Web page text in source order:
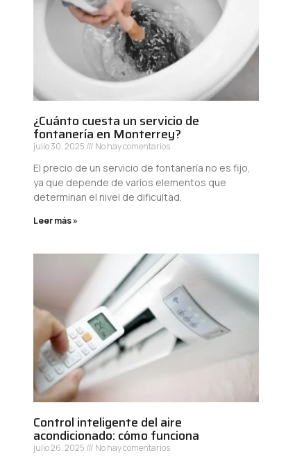
¿Cuánto cuesta un servicio de
fontanería en Monterrey?
julio 30, 2025 No hay comentarios
El precio de un servicio de fontanería no es fijo,
ya que depende de varios elementos que
determinan el nivel de dificultad.
Leer más »
Control inteligente del aire
acondicionado: cómo funciona
julio 26, 2025 No hay comentarios